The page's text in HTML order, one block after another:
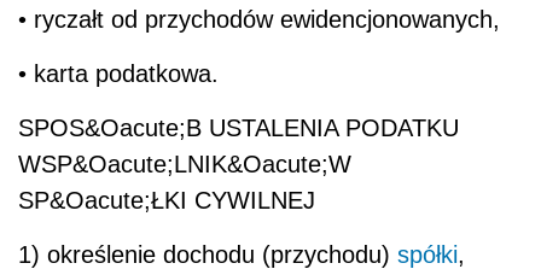
• ryczałt od przychodów ewidencjonowanych,
• karta podatkowa.
SPOS&Oacute;B USTALENIA PODATKU
WSP&Oacute;LNIK&Oacute;W
SP&Oacute;ŁKI CYWILNEJ
1) określenie dochodu (przychodu) spółki,